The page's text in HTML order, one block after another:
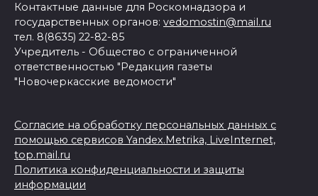
Контактные данные для Роскомнадзора и
государственных органов: vedomostin@mail.ru
тел. 8(8635) 22-82-85
Учредитель - Общество с ограниченной
ответственностью "Редакция газеты
"Новочеркасские ведомости"
Согласие на обработку персональных данных с
помощью сервисов Yandex.Metrika, LiveInternet,
top.mail.ru
Политика конфиденциальности и защиты
информации